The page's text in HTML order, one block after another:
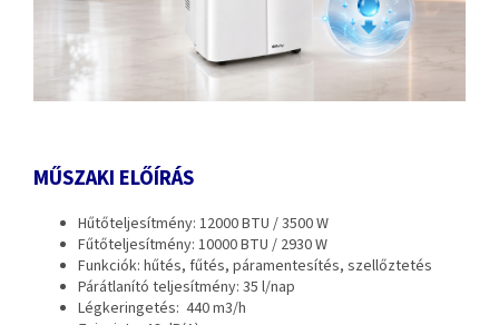
MŰSZAKI ELŐÍRÁS
Hűtőteljesítmény: 12000 BTU / 3500 W
Fűtőteljesítmény: 10000 BTU / 2930 W
Funkciók: hűtés, fűtés, páramentesítés, szellőztetés
Párátlanító teljesítmény: 35 l/nap
Légkeringetés: 440 m3/h